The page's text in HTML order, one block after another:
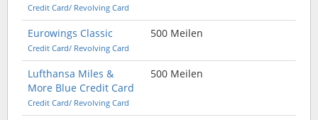
Credit Card/ Revolving Card
Eurowings Classic
Credit Card/ Revolving Card
500 Meilen
Lufthansa Miles &
More Blue Credit Card
Credit Card/ Revolving Card
500 Meilen